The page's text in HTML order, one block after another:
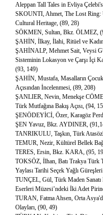
Aleppan Tall Tales in Evliya
SKOUNTI, Ahmet, The Lost Ring:
Cultural Heritage, (89, 28)
SÖKMEN, Sultan, Bkz. ÖLMEZ,
ŞAHİN, İlkay, İlahi, Ritüel ve
ŞAHİNALP, Mehmet Sait, Veysi
Sisteminin Lokasyon ve Çarşı İçi
(93, 149)
ŞAHİN, Mustafa, Masalların
Açısından İncelenmesi, (89, 208)
ŞANLIER, Nevin, Menekşe
Türk Mutfağına Bakış Açısı, (94,
ŞENÖDEYİCİ, Özer, Karagöz
ŞEN Yavuz, Bkz. AYDINER,
TANRIKULU, Taşkın, Türk
TEMUR, Nezir, Kültürel Bellek
TERES, Ersin, Bkz. KARA, (95,
TOKSÖZ, İlhan, Batı Trakya Türk
Yaylası Tarihi Seçek Yağlı
TUNÇEL, Gül, Türk Maden
Eserleri Müzesi’ndeki İki Adet
TURAN, Fatma Ahsen, Orta
Olayları, (90, 49)